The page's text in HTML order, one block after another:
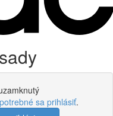
sa prihlásiť.